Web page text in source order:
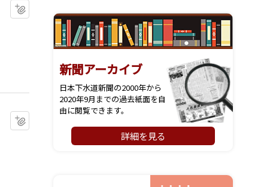
マイクリップに追加
新聞アーカイブ
日本下水道新聞の2000年から
2020年9月までの過去紙面を自
由に閲覧できます。
詳細を見る